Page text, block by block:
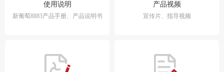
使用说明
新葡萄8883产品手册、产品说明书
产品视频
宣传片、指导视频